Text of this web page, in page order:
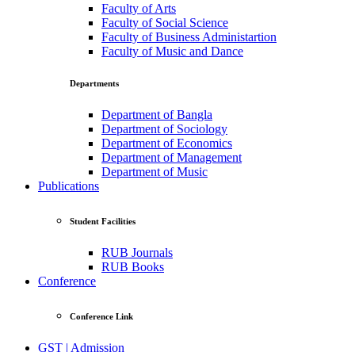
Faculty of Arts
Faculty of Social Science
Faculty of Business Administartion
Faculty of Music and Dance
Departments
Department of Bangla
Department of Sociology
Department of Economics
Department of Management
Department of Music
Publications
Student Facilities
RUB Journals
RUB Books
Conference
Conference Link
GST | Admission